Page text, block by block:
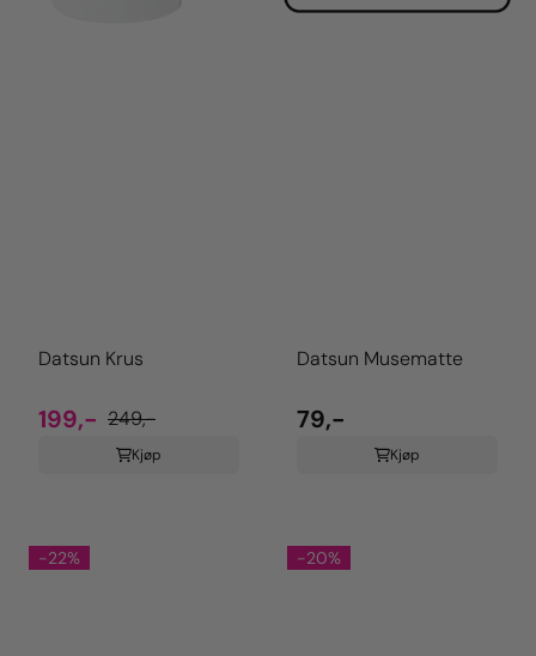
Datsun Krus
199,- 249,-
Kjøp
Datsun Musematte
79,-
Kjøp
-22% -20%